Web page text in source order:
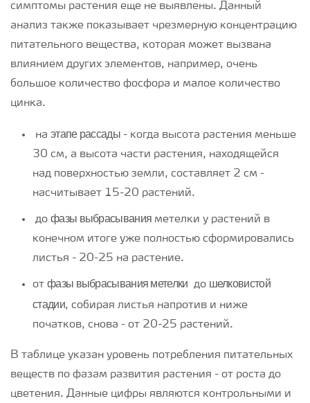
симптомы растения еще не выявлены. Данный
анализ также показывает чрезмерную концентрацию
питательного вещества, которая может вызвана
влиянием других элементов, например, очень
большое количество фосфора и малое количество
цинка.
на этапе рассады- когда высота растения меньше
30 см, а высота части растения, находящейся
над поверхностью земли, составляет 2 см -
насчитывает 15-20 растений.
до фазы выбрасывания метелки у растений в
конечном итоге уже полностью сформировались
листья - 20-25 на растение.
от фазы выбрасывания метелки до шелковистой
стадии, собирая листья напротив и ниже
початков, снова - от 20-25 растений.
В таблице указан уровень потребления питательных
веществ по фазам развития растения - от роста до
цветения. Данные цифры являются контрольными и